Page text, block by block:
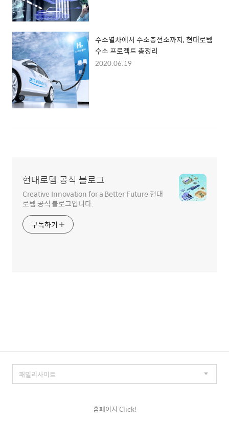
수소열차에서 수소충전소까지, 현대로템
수소 프로젝트 총정리
2020.06.19
현대로템 공식 블로그
Creative Innovation for a Better Future 현대
로템 공식 블로그입니다.
구독하기
홈페이지 Click!